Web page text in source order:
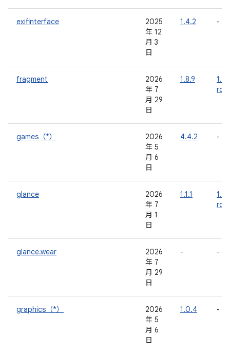
exifinterface
2025
年 12
月 3
日
1.4.2 -
fragment
2026
年 7
月 29
日
1.8.9
games（*）
2026
年 5
月 6
日
4.4.2 -
glance
2026
年 7
月 1
日
1.1.1
glance.wear
2026
年 7
月 29
日
- -
graphics（*）
2026
年 5
月 6
日
1.0.4 -